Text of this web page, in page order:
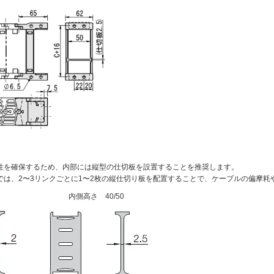
確保するため、内部には縦型の仕切板を設置することを推奨します。
は、2〜3リンクごとに1〜2枚の縦仕切り板を配置することで、ケーブルの偏摩耗
内側高さ 40/50